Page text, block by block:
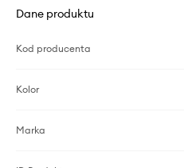
Dane produktu
Kod producenta
Kolor
Marka